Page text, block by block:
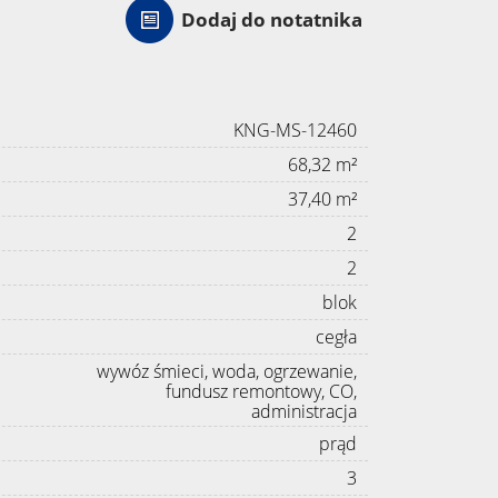
Dodaj do notatnika
KNG-MS-12460
68,32 m²
37,40 m²
2
2
blok
cegła
wywóz śmieci, woda, ogrzewanie,
fundusz remontowy, CO,
administracja
prąd
3